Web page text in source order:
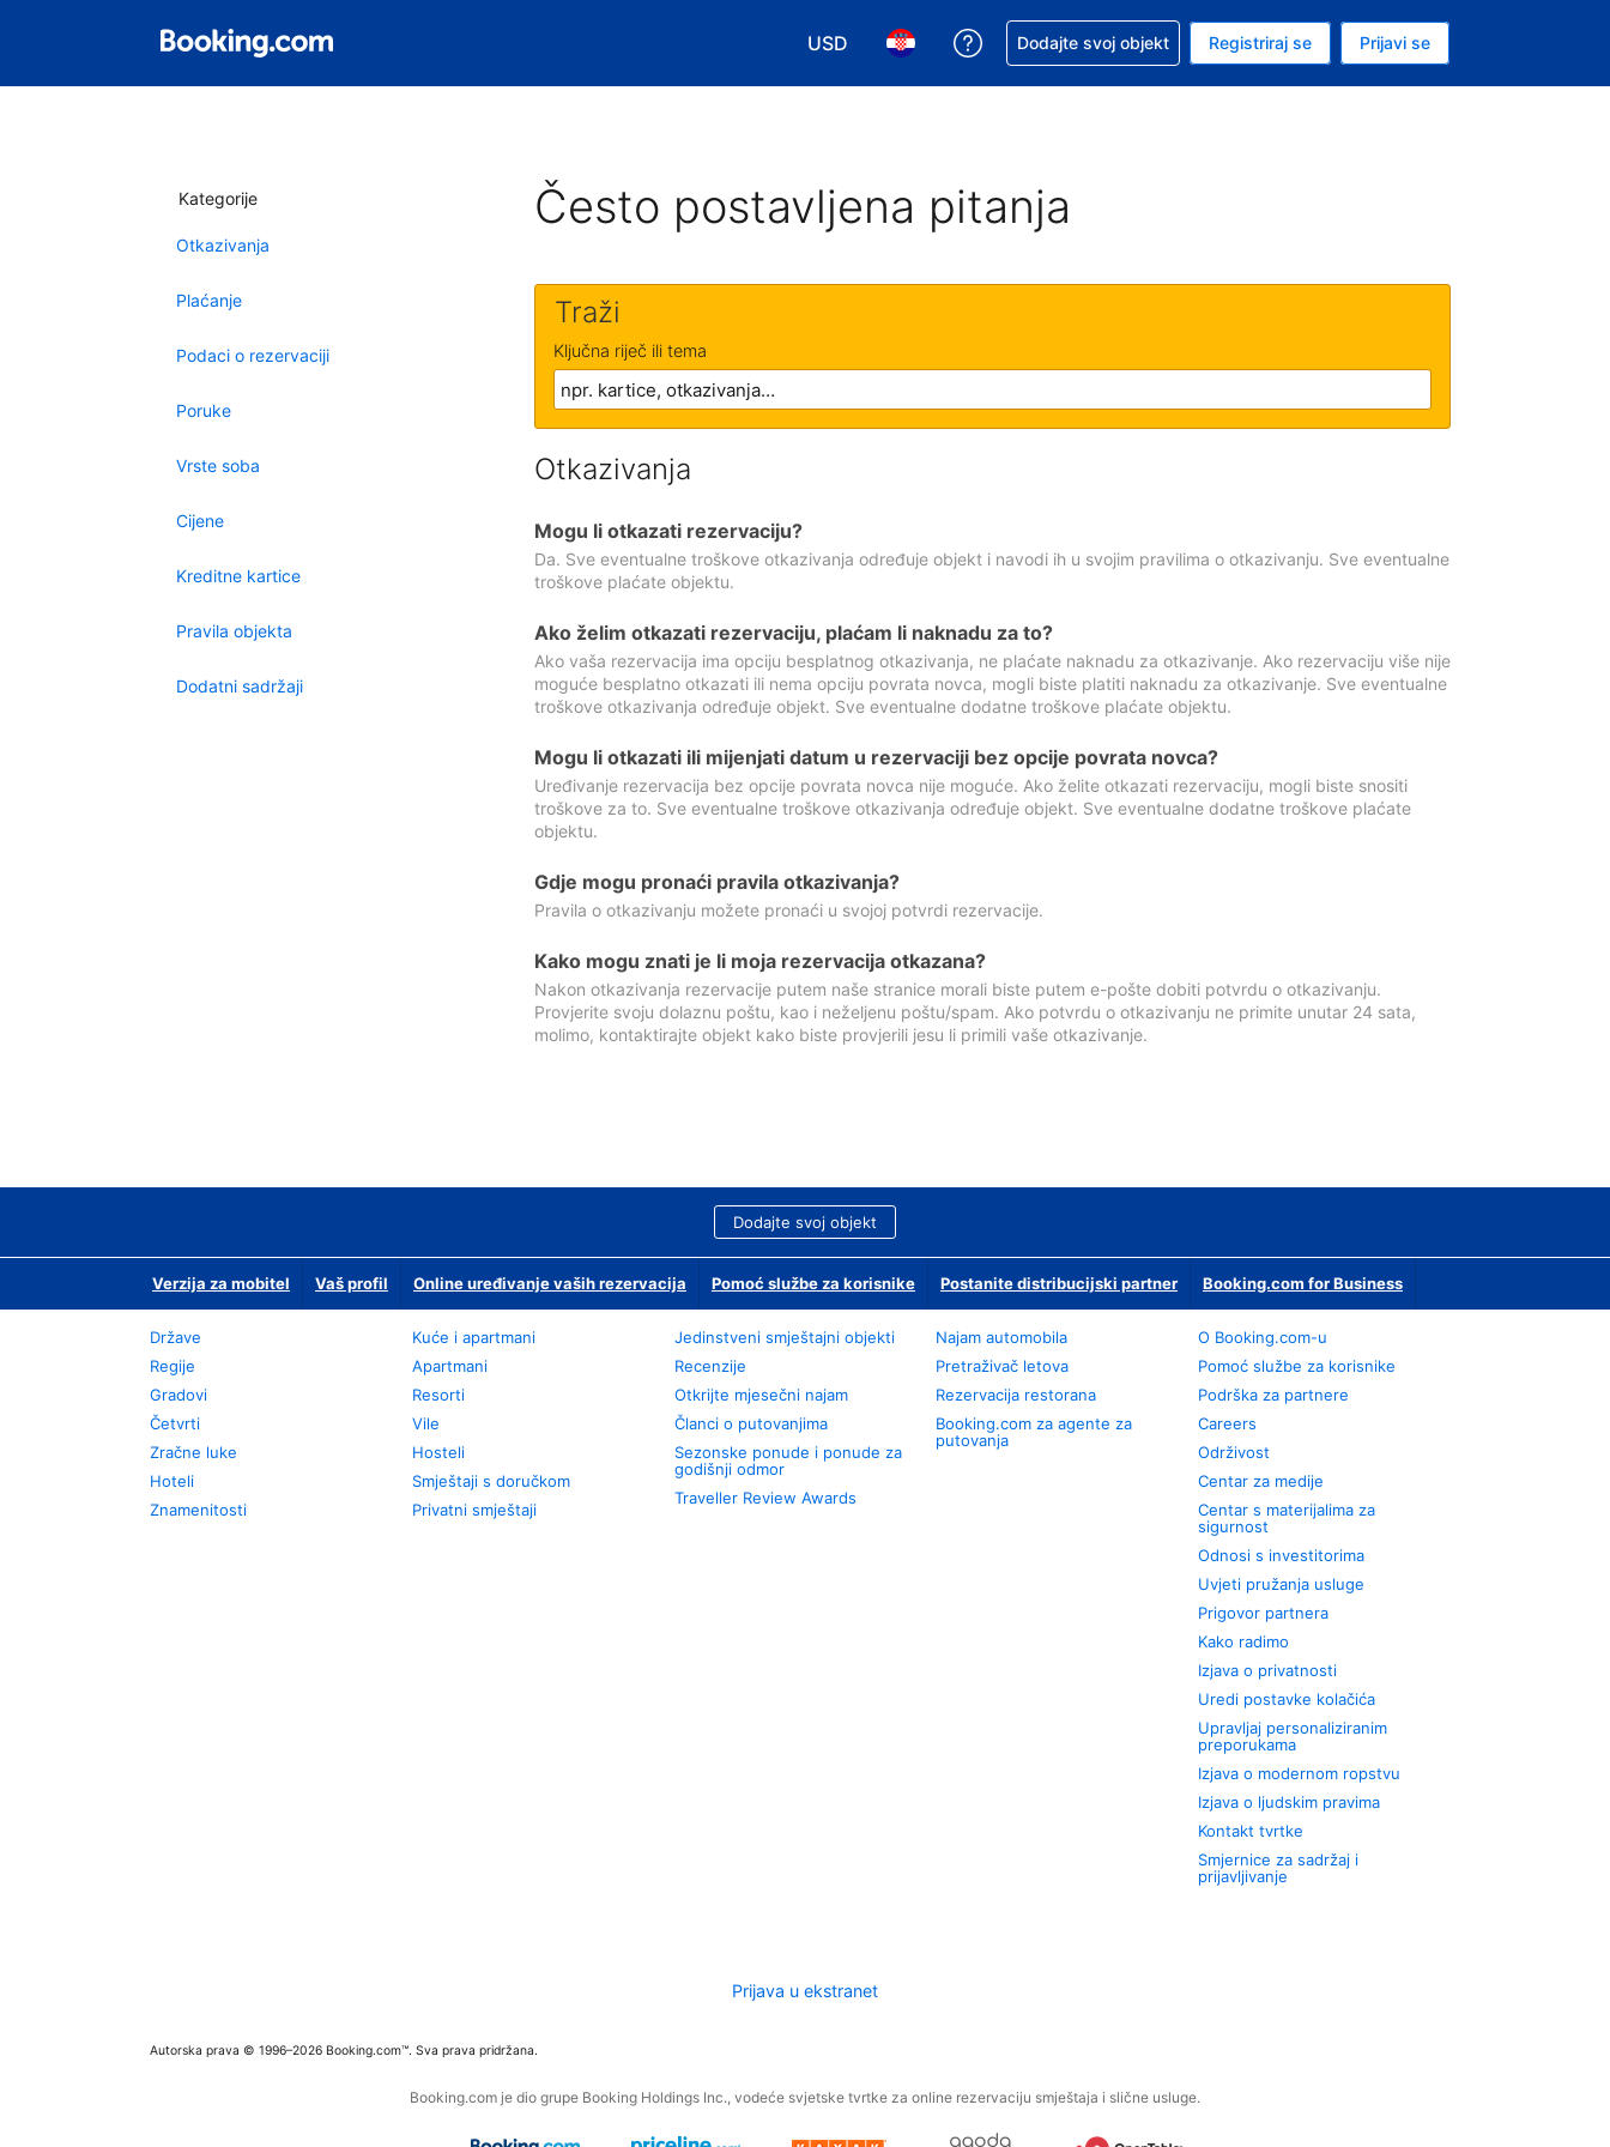
USD
Odaberite valutu. Vaša je trenutačna valuta Američki dolar
Odaberite svoj jezik. Vaš je trenutačni jezik Hrvatskom
Zatražite pomoć sa svojom rezervacijom
Dodajte svoj objekt Registriraj se Prijavi se
Kategorije
Otkazivanja
Plaćanje
Podaci o rezervaciji
Poruke
Vrste soba
Cijene
Kreditne kartice
Pravila objekta
Dodatni sadržaji
Često postavljena pitanja
Traži
Ključna riječ ili tema
Otkazivanja
Mogu li otkazati rezervaciju?
Da. Sve eventualne troškove otkazivanja određuje objekt i navodi ih u svojim pravilima o otkazivanju. Sve eventualne
troškove plaćate objektu.
Ako želim otkazati rezervaciju, plaćam li naknadu za to?
Ako vaša rezervacija ima opciju besplatnog otkazivanja, ne plaćate naknadu za otkazivanje. Ako rezervaciju više nije
moguće besplatno otkazati ili nema opciju povrata novca, mogli biste platiti naknadu za otkazivanje. Sve eventualne
troškove otkazivanja određuje objekt. Sve eventualne dodatne troškove plaćate objektu.
Mogu li otkazati ili mijenjati datum u rezervaciji bez opcije povrata novca?
Uređivanje rezervacija bez opcije povrata novca nije moguće. Ako želite otkazati rezervaciju, mogli biste snositi
troškove za to. Sve eventualne troškove otkazivanja određuje objekt. Sve eventualne dodatne troškove plaćate
objektu.
Gdje mogu pronaći pravila otkazivanja?
Pravila o otkazivanju možete pronaći u svojoj potvrdi rezervacije.
Kako mogu znati je li moja rezervacija otkazana?
Nakon otkazivanja rezervacije putem naše stranice morali biste putem e-pošte dobiti potvrdu o otkazivanju.
Provjerite svoju dolaznu poštu, kao i neželjenu poštu/spam. Ako potvrdu o otkazivanju ne primite unutar 24 sata,
molimo, kontaktirajte objekt kako biste provjerili jesu li primili vaše otkazivanje.
Dodajte svoj objekt
Verzija za mobitel Vaš profil Online uređivanje vaših rezervacija Pomoć službe za korisnike Postanite distribucijski partner Booking.com for Business
Države
Regije
Gradovi
Četvrti
Zračne luke
Hoteli
Znamenitosti
Kuće i apartmani
Apartmani
Resorti
Vile
Hosteli
Smještaji s doručkom
Privatni smještaji
Jedinstveni smještajni objekti
Recenzije
Otkrijte mjesečni najam
Članci o putovanjima
Sezonske ponude i ponude za
godišnji odmor
Traveller Review Awards
Najam automobila
Pretraživač letova
Rezervacija restorana
Booking.com za agente za
putovanja
O Booking.com-u
Pomoć službe za korisnike
Podrška za partnere
Careers
Održivost
Centar za medije
Centar s materijalima za
sigurnost
Odnosi s investitorima
Uvjeti pružanja usluge
Prigovor partnera
Kako radimo
Izjava o privatnosti
Uredi postavke kolačića
Upravljaj personaliziranim
preporukama
Izjava o modernom ropstvu
Izjava o ljudskim pravima
Kontakt tvrtke
Smjernice za sadržaj i
prijavljivanje
Prijava u ekstranet
Autorska prava © 1996–2026 Booking.com™. Sva prava pridržana.
Booking.com je dio grupe Booking Holdings Inc., vodeće svjetske tvrtke za online rezervaciju smještaja i slične usluge.